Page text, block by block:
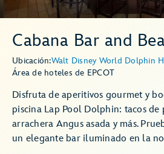
Cabana Bar and
Ubicación:Walt Disney World Dolphin
Área de hoteles de EPCOT
Disfruta de aperitivos gourmet y
piscina Lap Pool Dolphin: tacos de
arrachera Angus asada y más.
un elegante bar iluminado en la